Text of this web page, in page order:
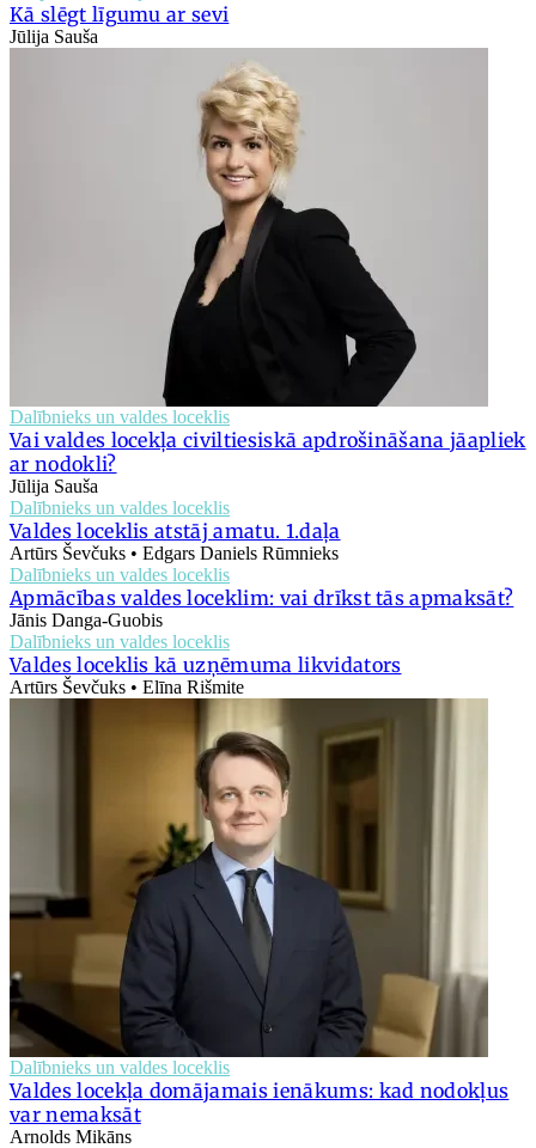
Kā slēgt līgumu ar sevi
Jūlija Sauša
Dalībnieks un valdes loceklis
Vai valdes locekļa civiltiesiskā apdrošināšana jāapliek
ar nodokli?
Jūlija Sauša
Dalībnieks un valdes loceklis
Valdes loceklis atstāj amatu. 1.daļa
Artūrs Ševčuks • Edgars Daniels Rūmnieks
Dalībnieks un valdes loceklis
Apmācības valdes loceklim: vai drīkst tās apmaksāt?
Jānis Danga-Guobis
Dalībnieks un valdes loceklis
Valdes loceklis kā uzņēmuma likvidators
Artūrs Ševčuks • Elīna Rišmite
Dalībnieks un valdes loceklis
Valdes locekļa domājamais ienākums: kad nodokļus
var nemaksāt
Arnolds Mikāns